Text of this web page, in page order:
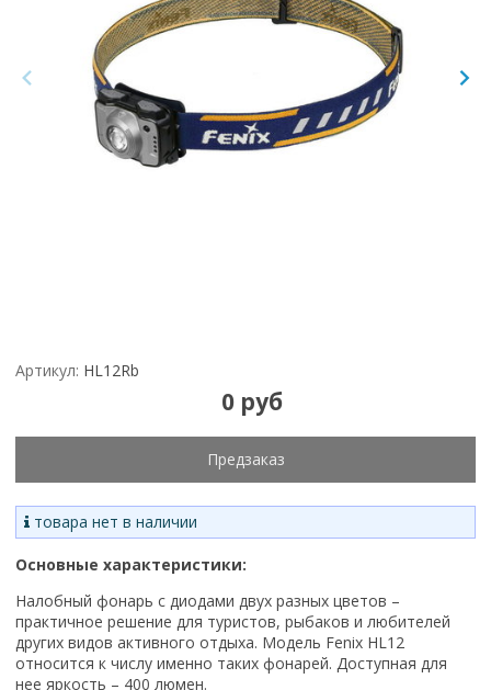
Артикул: HL12Rb
0 руб
Предзаказ
товара нет в наличии
Основные характеристики:
Налобный фонарь с диодами двух разных цветов –
практичное решение для туристов, рыбаков и любителей
других видов активного отдыха. Модель Fenix HL12
относится к числу именно таких фонарей. Доступная для
нее яркость – 400 люмен.